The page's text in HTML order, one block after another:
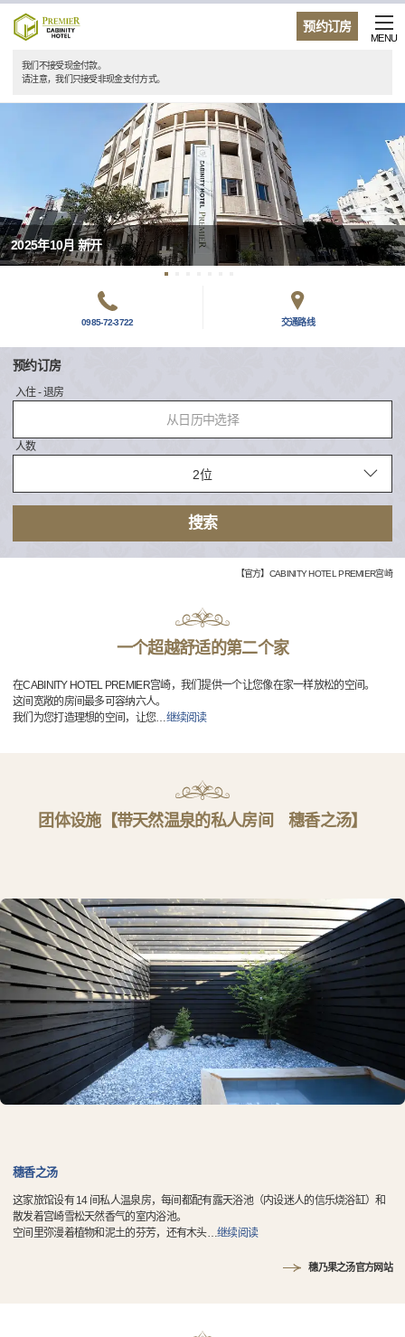
预约订房
MENU
我们不接受现金付款。
请注意，我们只接受非现金支付方式。
2025年10月 新开
0985-72-3722 交通路线
预约订房
入住 - 退房
从日历中选择
人数
搜索
【官方】CABINITY HOTEL PREMIER宫崎
一个超越舒适的第二个家
在CABINITY HOTEL PREMIER宫崎，我们提供一个让您像在家一样放松的空间。
这间宽敞的房间最多可容纳六人。
我们为您打造理想的空间，让您…继续阅读
团体设施【带天然温泉的私人房间 穗香之汤】
穗香之汤
这家旅馆设有 14 间私人温泉房，每间都配有露天浴池（内设迷人的信乐烧浴缸）和
散发着宫崎雪松天然香气的室内浴池。
空间里弥漫着植物和泥土的芬芳，还有木头…继续阅读
穗乃果之汤官方网站